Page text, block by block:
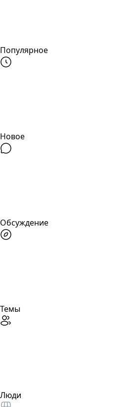
Популярное
Новое
Обсуждение
Темы
Люди